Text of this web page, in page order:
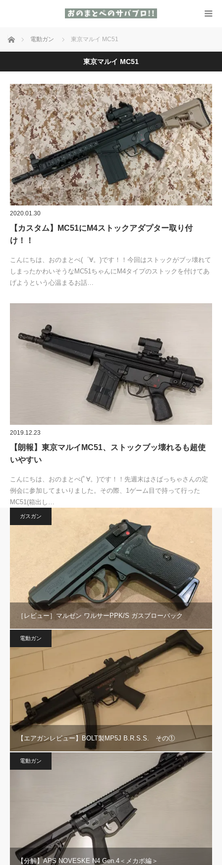
ホーム 電動ガン 東京マルイ MC51
東京マルイ MC51
2020.01.30
【カスタム】MC51にM4ストックアダプター取り付
け！！
こんにちは、おのまとぺ(゜∀。)です！！今回はストックがブッ壊れて
しまったかわいそうなMC51ちゃんにM4タイプのストックを付けてあ
げようという心温まるお話…
2019.12.23
【朗報】東京マルイMC51、ストックブッ壊れるも超使
いやすい
こんにちは、おのまとぺ(ﾟ∀。)です！！先週末はさばっちゃさんの定
例会に参加してまいりました。その際、1ゲーム目で持って行った
MC51(箱出し…
ガスガン
［レビュー］マルゼン ワルサーPPK/S ガスブローバック
電動ガン
【エアガンレビュー】BOLT製MP5J B.R.S.S. その①
電動ガン
【分解】APS NOVESKE N4 Gen.4＜メカボ編＞